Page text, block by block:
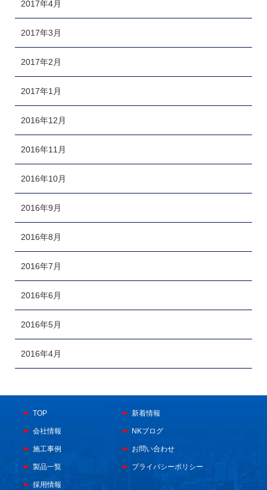
2017年4月
2017年3月
2017年2月
2017年1月
2016年12月
2016年11月
2016年10月
2016年9月
2016年8月
2016年7月
2016年6月
2016年5月
2016年4月
TOP
会社情報
施工事例
製品一覧
採用情報
新着情報
NKブログ
お問い合わせ
プライバシーポリシー